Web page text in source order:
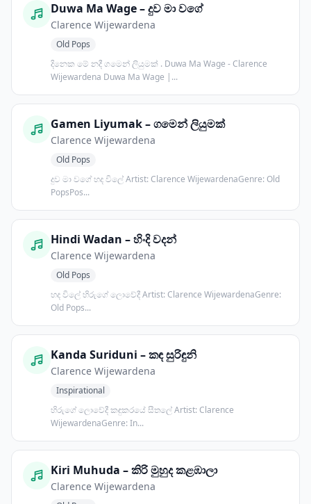
Duwa Ma Wage – දුව මා වගේ
Clarence Wijewardena
Old Pops
දිනෙක මේ නදී ගමෙන් ලියුමක් . Duwa Ma Wage - Clarence
Wijewardena Duwa Ma Wage |...
Gamen Liyumak – ගමෙන් ලියුමක්
Clarence Wijewardena
Old Pops
දුව මා වගේ හද විලේ Artist: Clarence WijewardenaGenre: Old
PopsPos...
Hindi Wadan – හිංදි වදන්
Clarence Wijewardena
Old Pops
හද විලේ හිරුගේ ලොවේදී Artist: Clarence WijewardenaGenre:
Old Pops...
Kanda Suriduni – කඳ සුරිඳුනි
Clarence Wijewardena
Inspirational
හිරුගේ ලොවේදී කඳුකරයේ සීතලේ Artist: Clarence
WijewardenaGenre: In...
Kiri Muhuda – කිරි මුහුද කළඹාලා
Clarence Wijewardena